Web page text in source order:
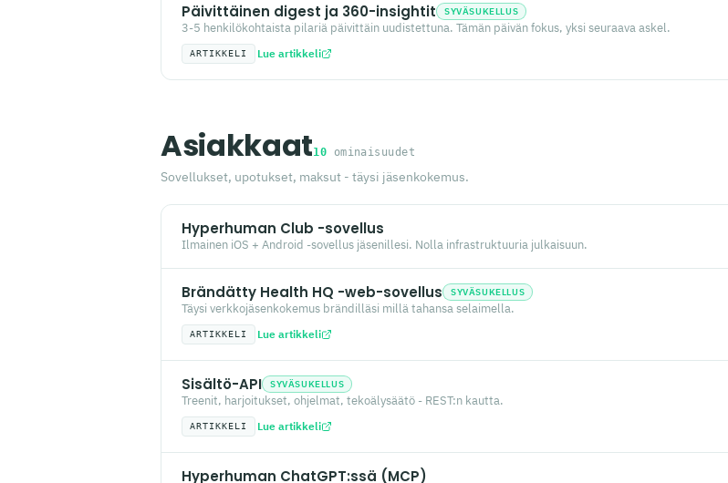
Päivittäinen digest ja 360-insightit SYVÄSUKELLUS
3-5 henkilökohtaista pilariä päivittäin uudistettuna. Tämän päivän fokus, yksi seuraava askel.
ARTIKKELI Lue artikkeli
Asiakkaat10 ominaisuudet
Sovellukset, upotukset, maksut - täysi jäsenkokemus.
Hyperhuman Club -sovellus
Ilmainen iOS + Android -sovellus jäsenillesi. Nolla infrastruktuuria julkaisuun.
Brändätty Health HQ -web-sovellus SYVÄSUKELLUS
Täysi verkkojäsenkokemus brändilläsi millä tahansa selaimella.
ARTIKKELI Lue artikkeli
Sisältö-API SYVÄSUKELLUS
Treenit, harjoitukset, ohjelmat, tekoälysäätö - REST:n kautta.
ARTIKKELI Lue artikkeli
Hyperhuman ChatGPT:ssä (MCP)